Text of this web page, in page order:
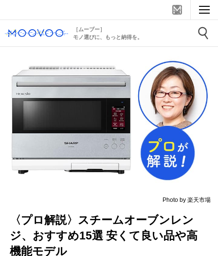
［ムーブー］
モノ選びに、もっと納得を。
Photo by 楽天市場
〈プロ解説〉スチームオーブンレン
ジ、おすすめ15選 安くて良い品や高
機能モデル